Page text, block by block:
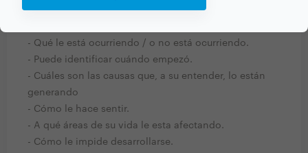
- Qué le está ocurriendo / o no está ocurriendo.
- Puede identificar cuándo empezó.
- Cuáles son las causas que, a su entender, lo están
generando
- Cómo le hace sentir.
- A qué áreas de su vida le esta afectando.
- Cómo le impide desarrollarse.